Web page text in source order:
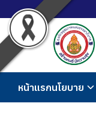
หน้าแรกนโยบาย